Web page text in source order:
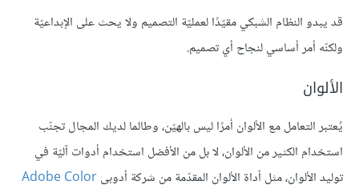
قد يبدو النظام الشبكي مقيّدًا لعمليّة التصميم ولا يحث على الإبداعيّة
ولكنّه أمر أساسي لنجاح أي تصميم.
الألوان
يُعتبر التعامل مع الألوان أمرًا ليس بالهيّن، وطالما لديك المجال تجنّب
استخدام الكثير من الألوان، لا بل من الأفضل استخدام أدوات آليّة في
توليد الألوان، مثل أداة الألوان المقدّمة من شركة أدوبيAdobe Color